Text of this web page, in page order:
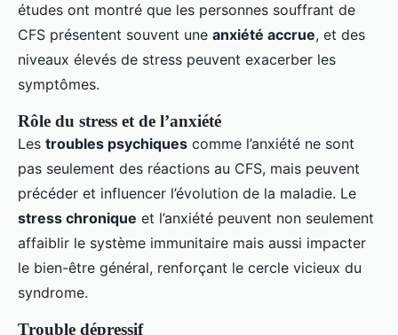
études ont montré que les personnes souffrant de
CFS présentent souvent une anxiété accrue, et des
niveaux élevés de stress peuvent exacerber les
symptômes.
Rôle du stress et de l’anxiété
Les troubles psychiques comme l’anxiété ne sont
pas seulement des réactions au CFS, mais peuvent
précéder et influencer l’évolution de la maladie. Le
stress chronique et l’anxiété peuvent non seulement
affaiblir le système immunitaire mais aussi impacter
le bien-être général, renforçant le cercle vicieux du
syndrome.
Trouble dépressif